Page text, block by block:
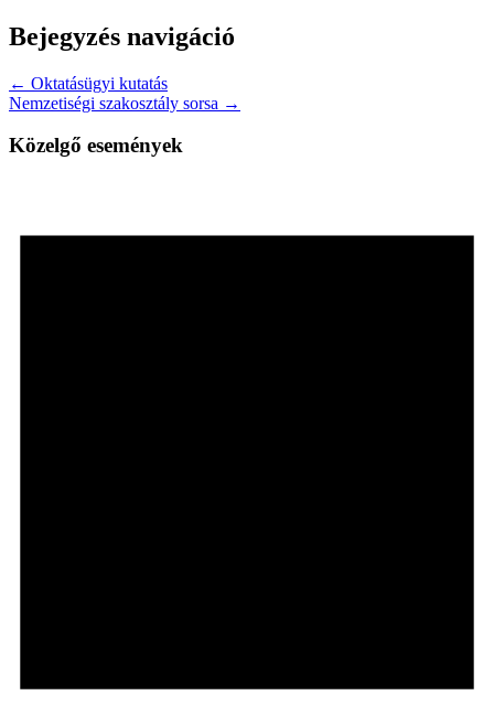
Bejegyzés navigáció
← Oktatásügyi kutatás
Nemzetiségi szakosztály sorsa →
Közelgő események